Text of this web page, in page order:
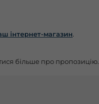
інтернет-магазин.
більше про пропозицію.